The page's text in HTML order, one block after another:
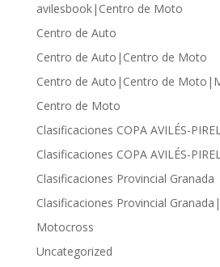
avilesbook|Centro de Moto
Centro de Auto
Centro de Auto|Centro de Moto
Centro de Auto|Centro de
Centro de Moto
Clasificaciones COPA AVILÉS-
Clasificaciones COPA AVILÉS-
Clasificaciones Provincial Granada
Clasificaciones Provincial
Motocross
Uncategorized